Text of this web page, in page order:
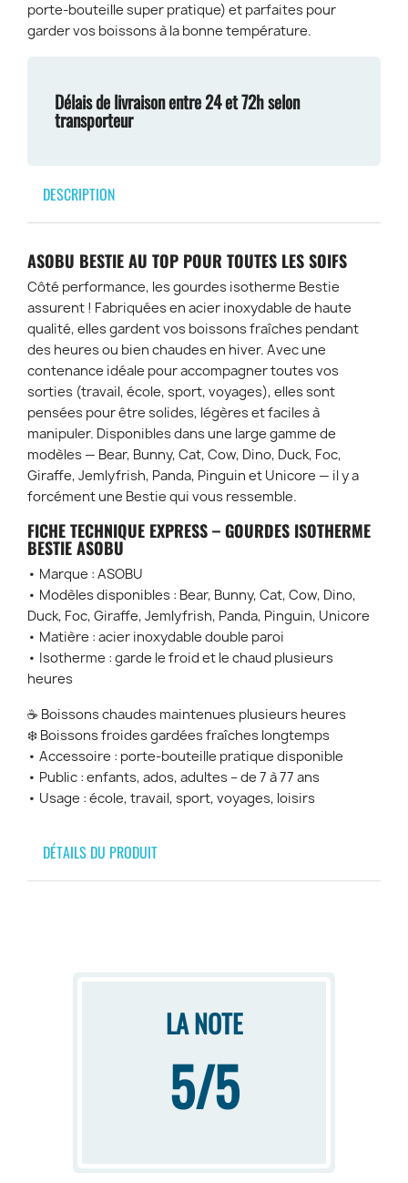
porte-bouteille super pratique) et parfaites pour
garder vos boissons à la bonne température.
Délais de livraison entre 24 et 72h selon
transporteur
DESCRIPTION
ASOBU BESTIE AU TOP POUR TOUTES LES SOIFS
Côté performance, les gourdes isotherme Bestie
assurent ! Fabriquées en acier inoxydable de haute
qualité, elles gardent vos boissons fraîches pendant
des heures ou bien chaudes en hiver. Avec une
contenance idéale pour accompagner toutes vos
sorties (travail, école, sport, voyages), elles sont
pensées pour être solides, légères et faciles à
manipuler. Disponibles dans une large gamme de
modèles — Bear, Bunny, Cat, Cow, Dino, Duck, Foc,
Giraffe, Jemlyfrish, Panda, Pinguin et Unicore — il y a
forcément une Bestie qui vous ressemble.
FICHE TECHNIQUE EXPRESS – GOURDES ISOTHERME
BESTIE ASOBU
• Marque : ASOBU
• Modèles disponibles : Bear, Bunny, Cat, Cow, Dino,
Duck, Foc, Giraffe, Jemlyfrish, Panda, Pinguin, Unicore
• Matière : acier inoxydable double paroi
• Isotherme : garde le froid et le chaud plusieurs
heures
☕ Boissons chaudes maintenues plusieurs heures
❄️ Boissons froides gardées fraîches longtemps
• Accessoire : porte-bouteille pratique disponible
• Public : enfants, ados, adultes – de 7 à 77 ans
• Usage : école, travail, sport, voyages, loisirs
DÉTAILS DU PRODUIT
LA NOTE
5/5